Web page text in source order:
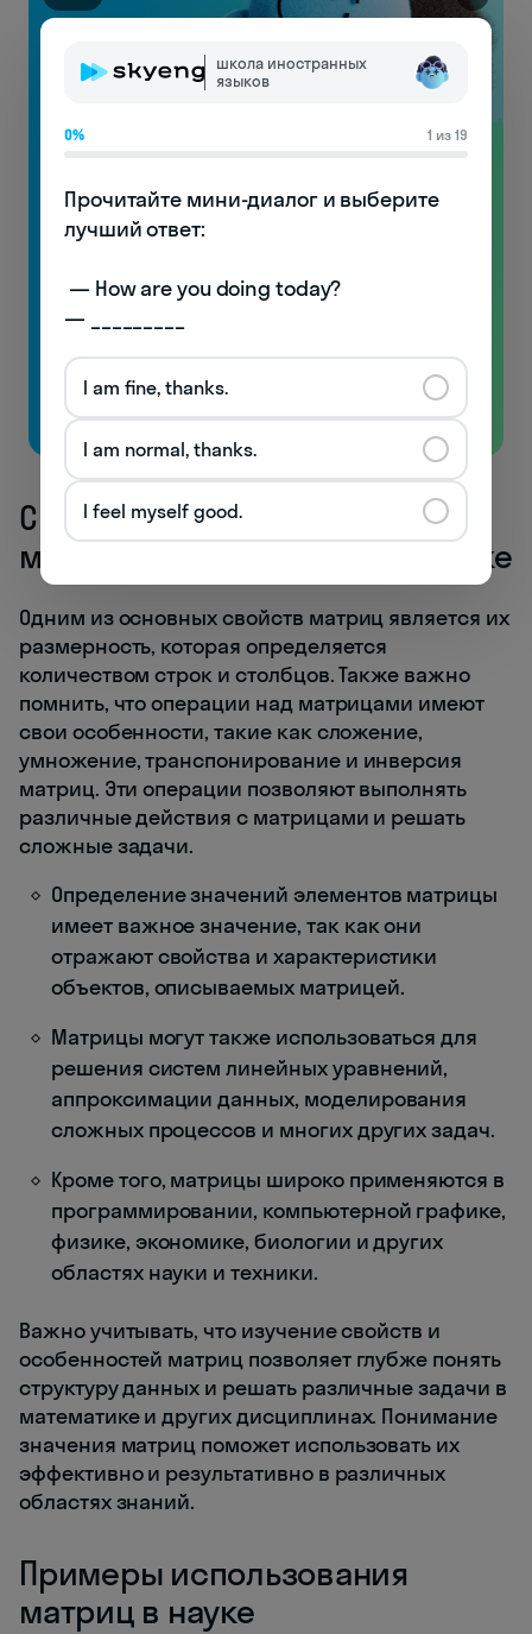
Видеоуроки
по произношению
Узнаете особенности английской фонетики
и начнёте понимать носителей!
Бесплатно
Свойства и особенности
матриц: значение в математике
Одним из основных свойств матриц является их
размерность, которая определяется
количеством строк и столбцов. Также важно
помнить, что операции над матрицами имеют
свои особенности, такие как сложение,
умножение, транспонирование и инверсия
матриц. Эти операции позволяют выполнять
различные действия с матрицами и решать
сложные задачи.
Определение значений элементов матрицы
имеет важное значение, так как они
отражают свойства и характеристики
объектов, описываемых матрицей.
Матрицы могут также использоваться для
решения систем линейных уравнений,
аппроксимации данных, моделирования
сложных процессов и многих других задач.
Кроме того, матрицы широко применяются в
программировании, компьютерной графике,
физике, экономике, биологии и других
областях науки и техники.
Важно учитывать, что изучение свойств и
особенностей матриц позволяет глубже понять
структуру данных и решать различные задачи в
математике и других дисциплинах. Понимание
значения матриц поможет использовать их
эффективно и результативно в различных
областях знаний.
Примеры использования
матриц в науке
школа иностранных
языков
0% 1 из 19
Прочитайте мини-диалог и выберите
лучший ответ:
— _________
I am fine, thanks.
I am normal, thanks.
I feel myself good.